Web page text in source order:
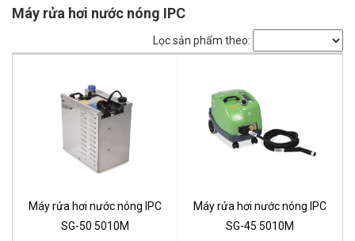
Máy rửa hơi nước nóng IPC
Lọc sản phẩm theo:
Máy rửa hơi nước nóng IPC
SG-50 5010M
Máy rửa hơi nước nóng IPC
SG-45 5010M